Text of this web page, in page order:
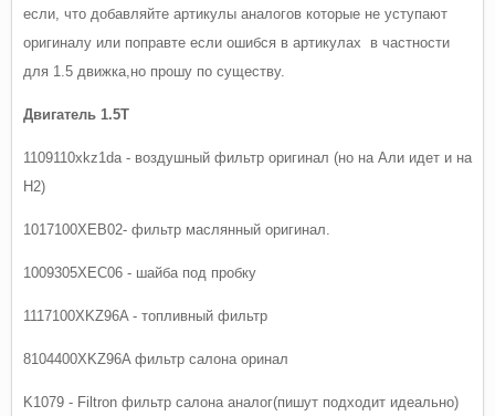
если, что добавляйте артикулы аналогов которые не уступают
оригиналу или поправте если ошибся в артикулах в частности
для 1.5 движка,но прошу по существу.
Двигатель 1.5Т
1109110xkz1da - воздушный фильтр оригинал (но на Али идет и на
H2)
1017100XEB02- фильтр маслянный оригинал.
1009305XEC06 - шайба под пробку
1117100XKZ96A - топливный фильтр
8104400XKZ96A фильтр салона оринал
K1079 - Filtron фильтр салона аналог(пишут подходит идеально)